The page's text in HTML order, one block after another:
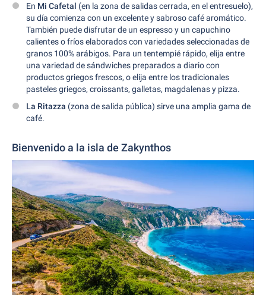
En Mi Cafetal (en la zona de salidas cerrada, en el entresuelo),
su día comienza con un excelente y sabroso café aromático.
También puede disfrutar de un espresso y un capuchino
calientes o fríos elaborados con variedades seleccionadas de
granos 100% arábigos. Para un tentempié rápido, elija entre
una variedad de sándwiches preparados a diario con
productos griegos frescos, o elija entre los tradicionales
pasteles griegos, croissants, galletas, magdalenas y pizza.
La Ritazza (zona de salida pública) sirve una amplia gama de
café.
Bienvenido a la isla de Zakynthos